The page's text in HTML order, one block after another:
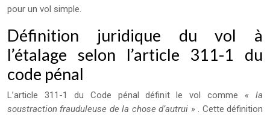
pour un vol simple.
Définition juridique du vol à
l’étalage selon l’article 311-1 du
code pénal
L’article 311-1 du Code pénal définit le vol comme « la
soustraction frauduleuse de la chose d’autrui » . Cette définition